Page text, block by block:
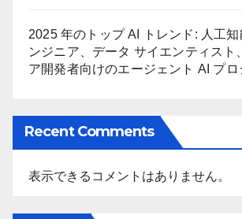
2025 年のトップ AI トレンド: 人工
ンジニア、データ サイエンティスト
ア開発者向けのエージェント AI プロ
Recent Comments
表示できるコメントはありません。